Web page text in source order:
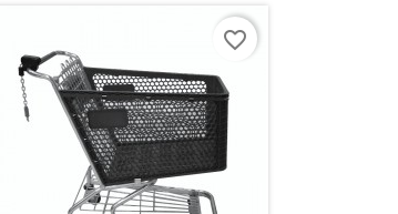
favorite_border